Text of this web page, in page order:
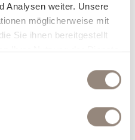
Analysen weiter. Unsere
möglicherweise mit
Sie ihnen bereitgestellt